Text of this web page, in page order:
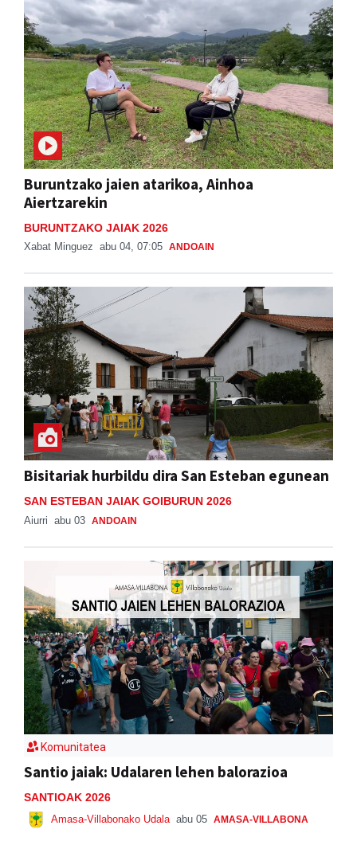
Buruntzako jaien atarikoa, Ainhoa
Aiertzarekin
BURUNTZAKO JAIAK 2026
Xabat Minguez abu 04, 07:05 ANDOAIN
Bisitariak hurbildu dira San Esteban egunean
SAN ESTEBAN JAIAK GOIBURUN 2026
Aiurri abu 03 ANDOAIN
Komunitatea
Santio jaiak: Udalaren lehen balorazioa
SANTIOAK 2026
Amasa-Villabonako Udala abu 05 AMASA-VILLABONA